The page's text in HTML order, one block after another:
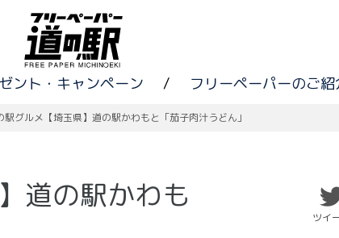
ント・キャンペーン / フリーペーパーのご紹
駅グルメ【埼玉県】道の駅かわもと「茄子肉汁うどん」
道の駅かわも
ツイ